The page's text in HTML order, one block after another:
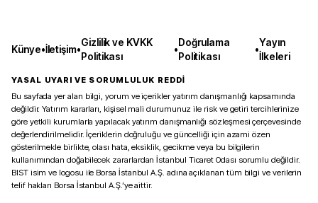
Künye•İletişim•
Gizlilik ve KVKK
Politikası
•
Doğrulama
Politikası
•
Yayın
İlkeleri
YASAL UYARI VE SORUMLULUK REDDİ
Bu sayfada yer alan bilgi, yorum ve içerikler yatırım danışmanlığı kapsamında
değildir. Yatırım kararları, kişisel mali durumunuz ile risk ve getiri tercihlerinize
göre yetkili kurumlarla yapılacak yatırım danışmanlığı sözleşmesi çerçevesinde
değerlendirilmelidir. İçeriklerin doğruluğu ve güncelliği için azami özen
gösterilmekle birlikte, olası hata, eksiklik, gecikme veya bu bilgilerin
kullanımından doğabilecek zararlardan İstanbul Ticaret Odası sorumlu değildir.
BIST isim ve logosu ile Borsa İstanbul A.Ş. adına açıklanan tüm bilgi ve verilerin
telif hakları Borsa İstanbul A.Ş.’ye aittir.